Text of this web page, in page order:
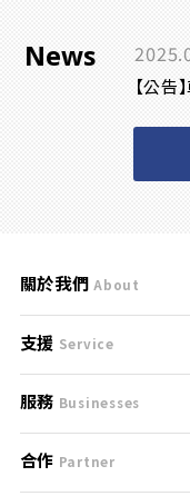
News
【公
關於我們 About
刊登規範
服務條款
免責聲明
支援 Service
支援中心
聯絡我們
服務 Businesses
什麼是Goo鑑定？
合作 Partner